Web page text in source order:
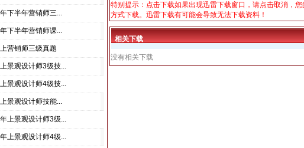
下半年营销师三...
下半年营销师课...
营销师三级真题
景观设计师3级技...
景观设计师4级技...
景观设计师技能...
上景观设计师3级...
上景观设计师4级...
特别提示：点击下载如果出现迅雷下载窗口，请点击取消，
方式下载。迅雷下载有可能会导致无法下载资料！
相关下载
没有相关下载